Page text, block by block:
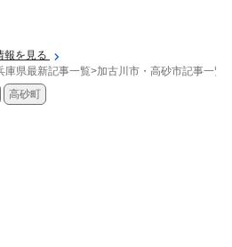
報を見る
庫県最新記事一覧>加古川市・高砂市記事一覧
高砂町